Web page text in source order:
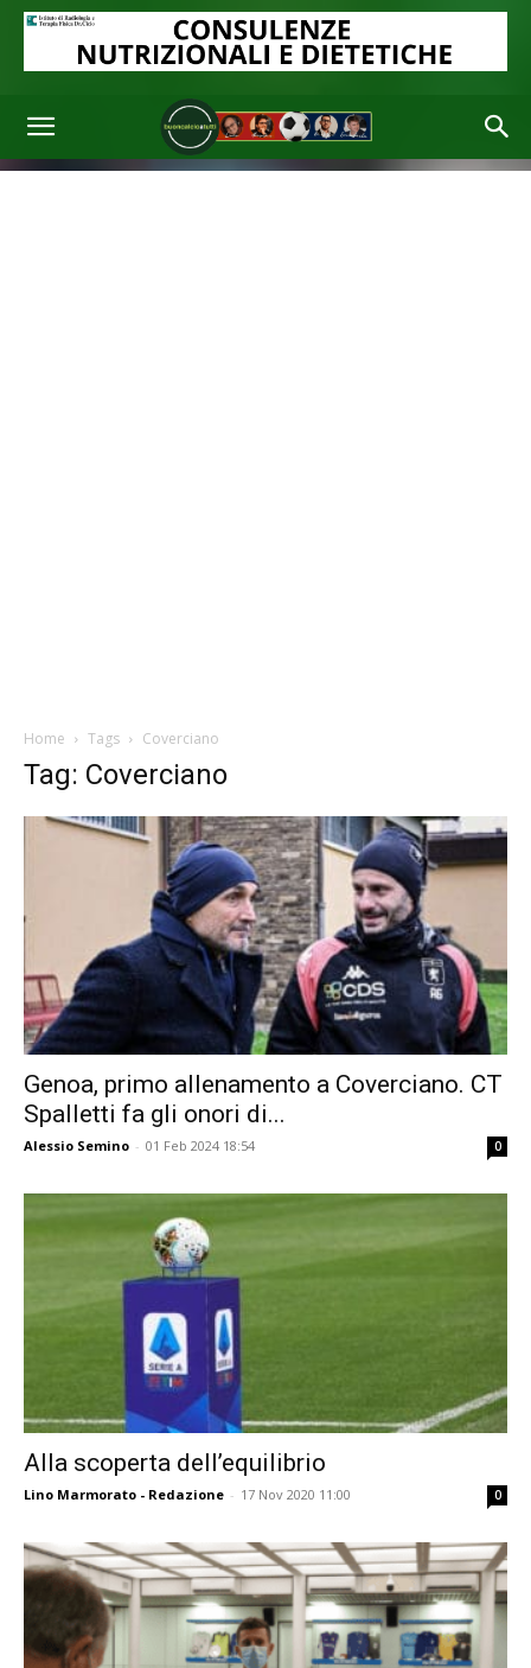
Home Tags Coverciano
Tag: Coverciano
Genoa, primo allenamento a Coverciano. CT
Spalletti fa gli onori di...
Alessio Semino - 01 Feb 2024 18:54 0
Alla scoperta dell’equilibrio
Lino Marmorato - Redazione - 17 Nov 2020 11:00 0